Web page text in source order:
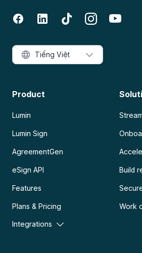
Product
Lumin
Lumin Sign
AgreementGen
eSign API
Features
Plans & Pricing
Integrations
Build
Work
Tiếng Việt